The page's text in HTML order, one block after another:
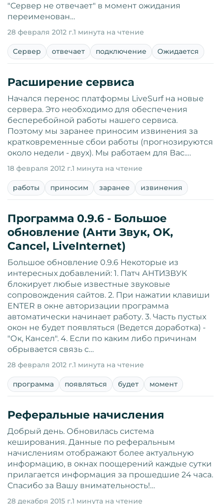
"Сервер не отвечает" в момент ожидания
переименован…
28 февраля 2012 г.1 минута на чтение
Сервер отвечает подключение Ожидается
Расширение сервиса
Начался перенос платформы LiveSurf на новые
сервера. Это необходимо для обеспечения
бесперебойной работы нашего сервиса.
Поэтому мы заранее приносим извинения за
кратковременные сбои работы (прогнозируются
около недели - двух). Мы работаем для Вас.…
18 февраля 2012 г.1 минута на чтение
работы приносим заранее извинения
Программа 0.9.6 - Большое
обновление (Анти Звук, OK,
Cancel, LiveInternet)
Большое обновление 0.9.6 Некоторые из
интересных добавлений: 1. Патч АНТИЗВУК
блокирует любые известные звуковые
сопровождения сайтов. 2. При нажатии клавиши
ENTER в окне авторизации программа
автоматически начинает работу. 3. Часть пустых
окон не будет появляться (Ведется доработка) -
"Ок, Кансел". 4. Если по каким либо причинам
обрывается связь с…
28 февраля 2012 г.1 минута на чтение
программа появляться будет момент
Реферальные начисления
Добрый день. Обновилась система
кеширования. Данные по реферальным
начислениям отображают более актуальную
информацию, в окнах поощерений каждые сутки
прилагается информация за прошедшие 24 часа.
Спасибо за Вашу внимательность!…
28 декабря 2015 г.1 минута на чтение